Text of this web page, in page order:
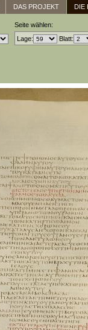
DAS PROJEKT DIE
Seite wählen:
Lage:
Blatt: